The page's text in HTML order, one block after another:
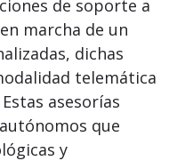
de soporte a
marcha de un
dichas
telemática
asesorías
que
y